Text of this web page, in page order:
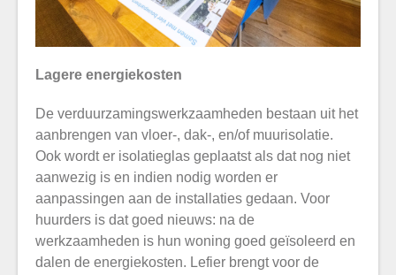
Lagere energiekosten
De verduurzamingswerkzaamheden bestaan uit het
aanbrengen van vloer-, dak-, en/of muurisolatie.
Ook wordt er isolatieglas geplaatst als dat nog niet
aanwezig is en indien nodig worden er
aanpassingen aan de installaties gedaan. Voor
huurders is dat goed nieuws: na de
werkzaamheden is hun woning goed geïsoleerd en
dalen de energiekosten. Lefier brengt voor de